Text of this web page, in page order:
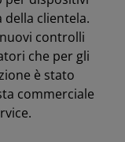
clientela.
controlli
che per gli
è stato
commerciale